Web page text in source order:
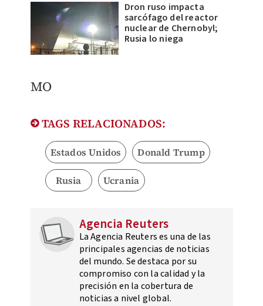
Dron ruso impacta
sarcófago del reactor
nuclear de Chernobyl;
Rusia lo niega
MO
TAGS RELACIONADOS:
Estados Unidos Donald Trump
Rusia Ucrania
Agencia Reuters
La Agencia Reuters es una de las
principales agencias de noticias
del mundo. Se destaca por su
compromiso con la calidad y la
precisión en la cobertura de
noticias a nivel global.